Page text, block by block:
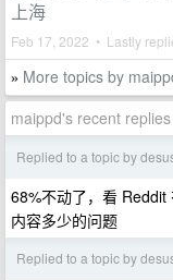
上海
Feb 17, 2022 • Lastly
» More topics by
maippd's recent replies
Replied to a topic by
68%不动了，看
内容多少的问题
Replied to a topic by